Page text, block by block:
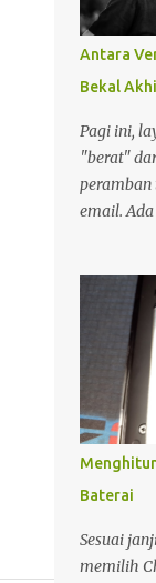
social
External,
DVD. So,
menjadi
dibawa
Oleh
saya.
bisa
Antara
Bekal
Pagi ini,
"berat"
email.
Bagi
sekadar
dan
bagikan.
terlalu
tercetak
tenang
keyboard
memburu
pintu
Baterai
Sesuai
memilih